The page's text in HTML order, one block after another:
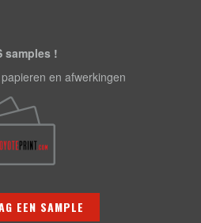
samples !
en afwerkingen
EEN SAMPLE